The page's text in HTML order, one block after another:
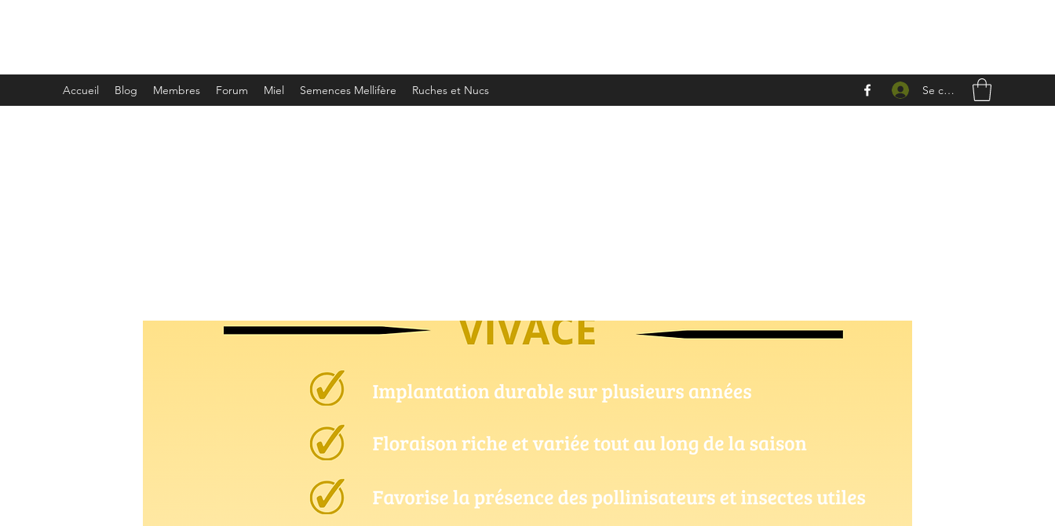
Accueil Blog Membres Forum Miel Semences Mellifère Ruches et Nucs Se connecter